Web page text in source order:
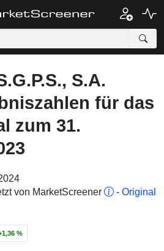
S.A.
für das
zum 31.
von MarketScreener
- Original
%